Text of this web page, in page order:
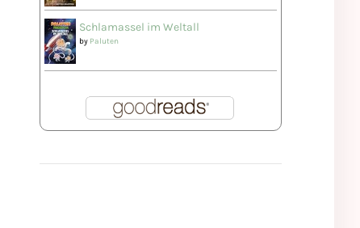
Schlamassel im Weltall
by Paluten